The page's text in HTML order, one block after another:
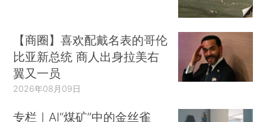
【商圈】喜欢配戴名表的哥伦
比亚新总统 商人出身拉美右
翼又一员
2026年08月09日
专栏｜AI“煤矿”中的金丝雀